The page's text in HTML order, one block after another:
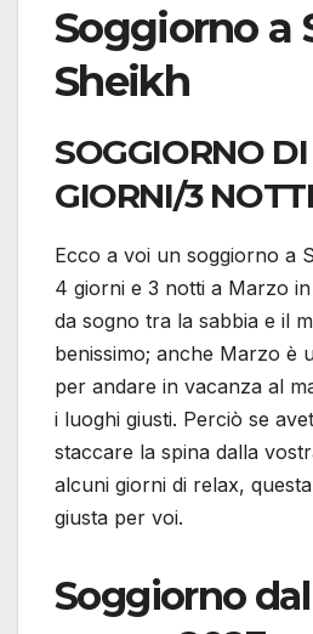
Soggiorno a
Sheikh
SOGGIORNO
GIORNI/3 NOTTI
Ecco a voi un soggiorno a
4 giorni e 3 notti a Marzo
da sogno tra la sabbia e il
benissimo; anche Marzo è
per andare in vacanza al
i luoghi giusti. Perciò se
staccare la spina dalla
alcuni giorni di relax,
giusta per voi.
Soggiorno